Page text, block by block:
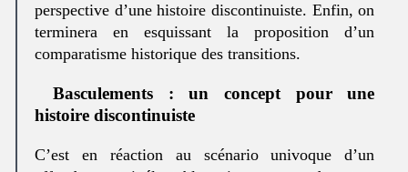
perspective d’une histoire discontinuiste. Enfin, on
terminera en esquissant la proposition d’un
comparatisme historique des transitions.
Basculements : un concept pour une
histoire discontinuiste
C’est en réaction au scénario univoque d’un